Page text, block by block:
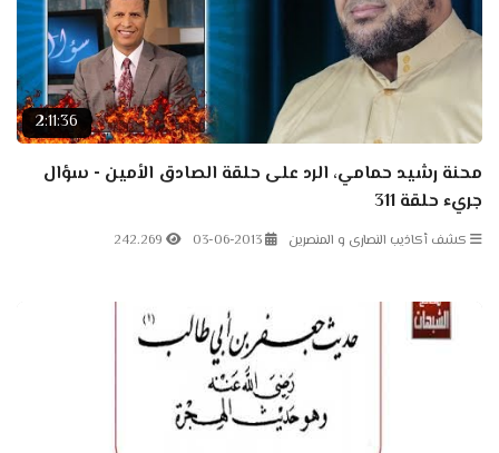
2:11:36
محنة رشيد حمامي، الرد على حلقة الصادق الأمين - سؤال
جريء حلقة 311
كشف أكاذيب النصارى و المنصرين 03-06-2013
242.269